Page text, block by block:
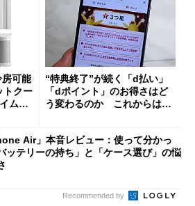
可能
トクー
ムセ
“特典終了”が続く「d払い」
「dポイント」のお得さはど
う変わるのか これからは
Air」本音レビュー：使って分かっ
ッテリーの持ち」と「ケース選び」の悩
Recommended by